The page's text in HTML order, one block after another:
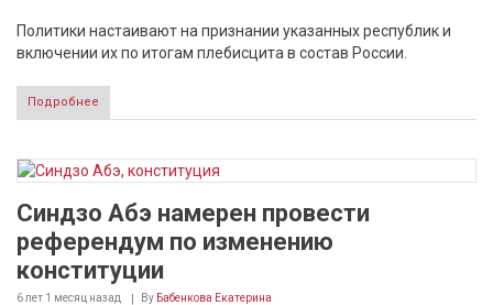
Политики настаивают на признании указанных республик и
включении их по итогам плебисцита в состав России.
Подробнее
Синдзо Абэ намерен провести
референдум по изменению
конституции
6 лет 1 месяц назад By Бабенкова Екатерина